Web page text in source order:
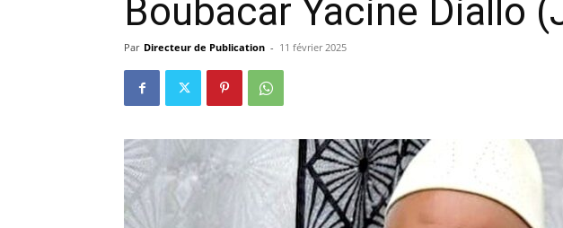
précision
Boubacar Yacine Diallo
Par Directeur de Publication - 11 février 2025